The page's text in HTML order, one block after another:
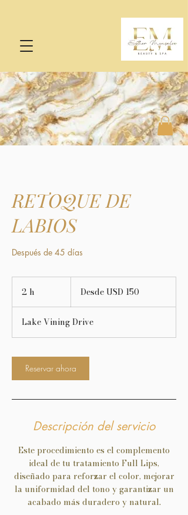
RETOQUE DE
LABIOS
Después de 45 días
2 h
150
dólares
Desde USD 150
Lake Vining Drive
Reservar ahora
Descripción del servicio
Este procedimiento es el complemento
ideal de tu tratamiento Full Lips,
diseñado para reforzar el color, mejorar
la uniformidad del tono y garantizar un
acabado más duradero y natural.